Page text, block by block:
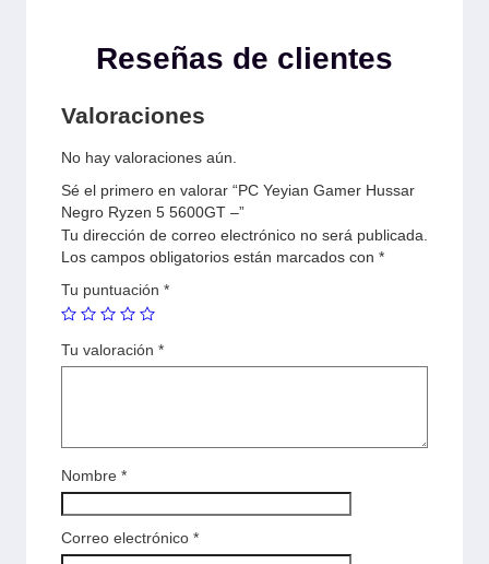
Reseñas de clientes
Valoraciones
No hay valoraciones aún.
Sé el primero en valorar “PC Yeyian Gamer Hussar
Negro Ryzen 5 5600GT –”
Tu dirección de correo electrónico no será publicada.
Los campos obligatorios están marcados con *
Tu puntuación *
Tu valoración *
Nombre *
Correo electrónico *